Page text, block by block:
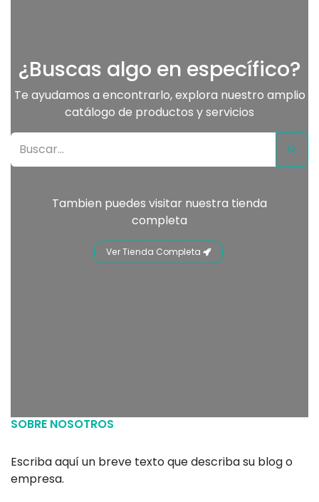
¿Buscas algo en específico?
Te ayudamos a encontrarlo, explora nuestro amplio
catálogo de productos y servicios
Tambien puedes visitar nuestra tienda
completa
Ver Tienda Completa
SOBRE NOSOTROS
Escriba aquí un breve texto que describa su blog o
empresa.